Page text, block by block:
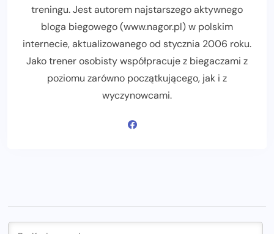
treningu. Jest autorem najstarszego aktywnego
bloga biegowego (www.nagor.pl) w polskim
internecie, aktualizowanego od stycznia 2006 roku.
Jako trener osobisty współpracuje z biegaczami z
poziomu zarówno początkującego, jak i z
wyczynowcami.